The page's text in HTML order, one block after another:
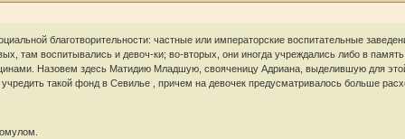
благотворительности: частные или императорские воспитательные
там воспитывались и девоч-ки; во-вторых, они иногда учреждались либо в
Назовем здесь Матидию Младшую, свояченицу Адриана, выделившую для
такой фонд в Севилье , причем на девочек предусматривалось больше